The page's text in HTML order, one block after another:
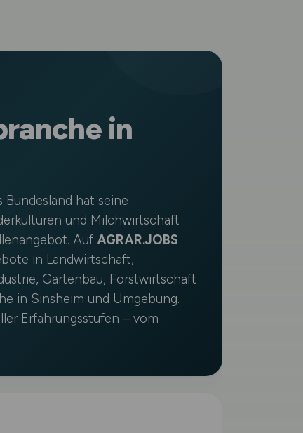
in
hat seine
und Milchwirtschaft
Auf AGRAR.JOBS
in Landwirtschaft,
Gartenbau, Forstwirtschaft
in Sinsheim und Umgebung.
Erfahrungsstufen – vom